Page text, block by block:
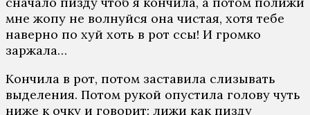
мне жопу не волнуйся она чистая, хотя тебе
наверно по хуй хоть в рот ссы! И громко
заржала…
Кончила в рот, потом заставила слизывать
выделения. Потом рукой опустила голову чуть
ниже к очку и говорит: лижи как пизду